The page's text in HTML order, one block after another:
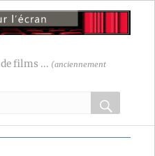
films ... (anciennement
OK